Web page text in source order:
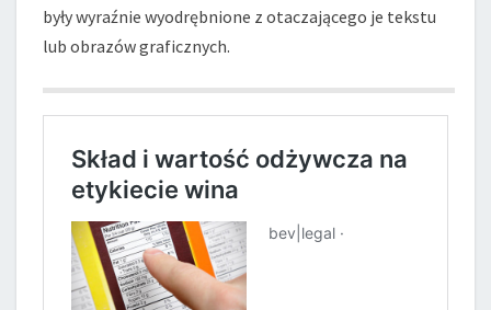
były wyraźnie wyodrębnione z otaczającego je tekstu
lub obrazów graficznych.